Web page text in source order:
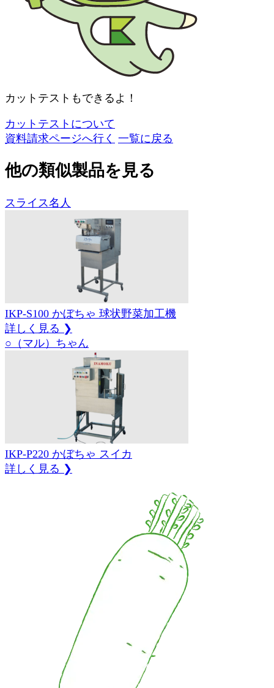
カットテストもできるよ！
カットテストについて
資料請求ページへ行く 一覧に戻る
他の類似製品を見る
スライス名人
IKP-S100 かぼちゃ 球状野菜加工機
詳しく見る ❯
○（マル）ちゃん
IKP-P220 かぼちゃ スイカ
詳しく見る ❯